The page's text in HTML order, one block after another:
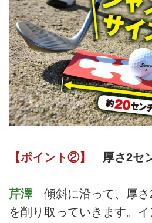
【ポイント②】 厚さ2セ
芹澤傾斜に沿って、厚さ
を削り取っていきます。